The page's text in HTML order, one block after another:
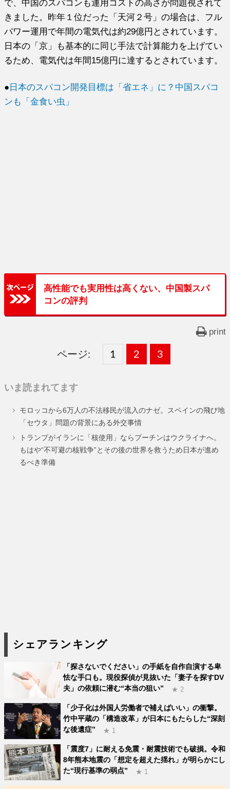
で、 中国のスパコンも運用コストの高さが問題視されて
きました。 昨年１位だった「天河２号」の場合は、 フル
パワー運用で年間の電気代は約29億円とされています。
日本の「京」も基本的に同じ手法で計算能力を上げてい
るため、 電気代は年間15億円に達するとされています。
● 日本のスパコン開発目標は「省エネ」に？中国スパコ
ンも「金食い虫」
高性能でも実用性は高くない、中国製スパ
コンの評判
print
ページ:
固
ー
ジ
1 ,
固
ー
ジ
2 ,
固
ー
ジ
3
いま読まれてます
モロッコから6万人の不法移民が流入のナゼ。スペインの飛び地
「セウタ」問題の背景にある外交事情
トランプがイランに「核使用」ならプーチンはウクライナへ。
もはや“不可避の核戦争”とその後の世界を救うため日本が進め
るべき準備
シェアランキング
「探さないでください」の手紙を自作自演する卑
怯な手口も。現役探偵が見抜いた「妻子を探すDV
夫」の依頼に潜む“本当の狙い”
★ 2
「少子化は外国人労働者で補えばいい」の衝撃。
竹中平蔵の「構造改革」が日本にもたらした“深刻
な後遺症”
★ 1
「震度7」に耐える免震・耐震技術でも破損。令和
8年熊本地震の「想定を超えた揺れ」が明らかにし
た“現行基準の弱点”
★ 1